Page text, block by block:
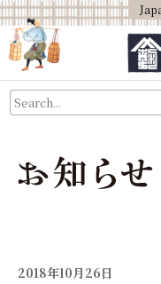
About Us
Products
2018年10月26日